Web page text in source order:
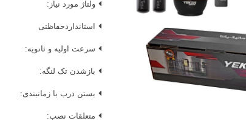
ولتاژ مورد نیاز:
استانداردحفاظتی
سرعت اولیه و ثانویه:
بازشدن تک لنگه:
بستن درب با زمانبندی:
متعلقات نصب: